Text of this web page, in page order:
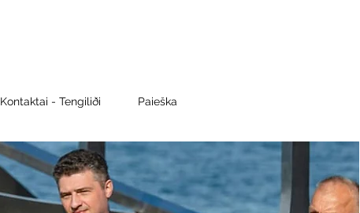
Kontaktai - Tengiliði Paieška